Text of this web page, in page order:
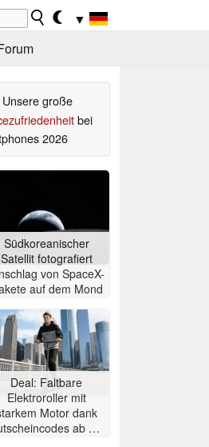
▼
Unsere große
bei
2026
Südkoreanischer
Satellit fotografiert
von SpaceX-
auf dem Mond
Deal: Faltbare
Elektroroller mit
Motor dank
ab nur